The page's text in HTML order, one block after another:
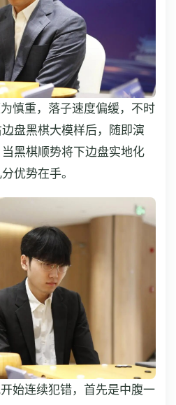
慎重，落子速度偏缓，不时
盘黑棋大模样后，随即演
黑棋顺势将下边盘实地化
优势在手。
始连续犯错，首先是中腹一